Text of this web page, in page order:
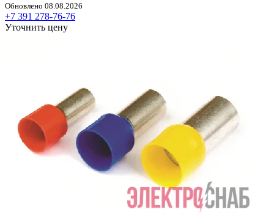
Обновлено 08.08.2026
+7 391 278-76-76
Уточнить цену